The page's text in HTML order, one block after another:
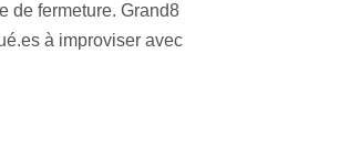
de fermeture. Grand8
à improviser avec